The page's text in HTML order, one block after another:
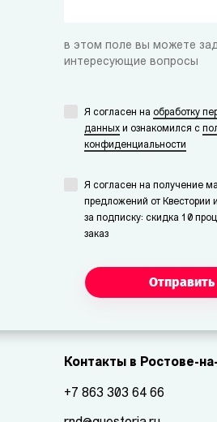
в этом поле вы можете
интересующие вопросы
Я согласен на обработку
данных и ознакомился с
конфиденциальности
Я согласен на получение
предложений от Квестории
за подписку: скидка 10
заказ
Отправить
Контакты в Ростове-
+7 863 303 64 66